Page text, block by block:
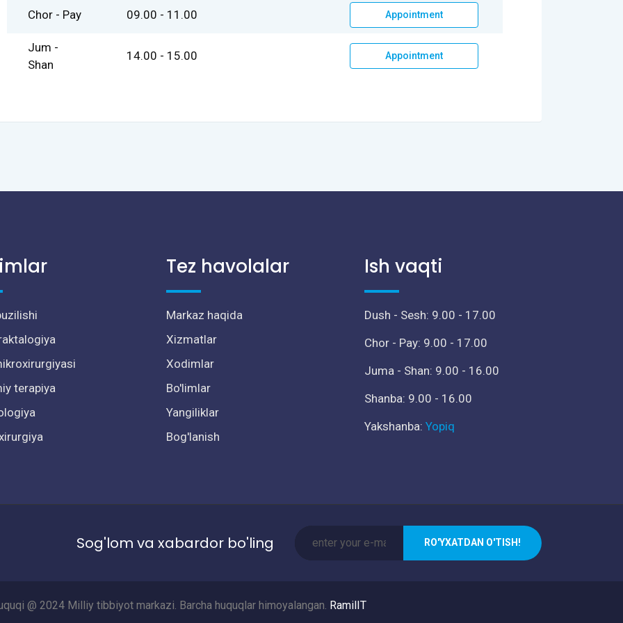
Chor - Pay 09.00 - 11.00 Appointment
Jum -
Shan
14.00 - 15.00 Appointment
terapiya
Tez havolalar
Markaz haqida
Xizmatlar
Xodimlar
Bo'limlar
Yangiliklar
Bog'lanish
Ish vaqti
Dush - Sesh: 9.00 - 17.00
Chor - Pay: 9.00 - 17.00
Juma - Shan: 9.00 - 16.00
Shanba: 9.00 - 16.00
Yakshanba: Yopiq
Sog'lom va xabardor bo'ling RO'YXATDAN O'TISH!
@ 2024 Milliy tibbiyot markazi. Barcha huquqlar himoyalangan. RamilIT